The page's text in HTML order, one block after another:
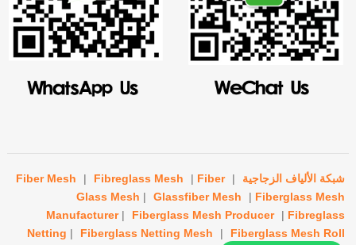
شبكة الألياف الزجاجية |
Fiber Mesh | Fibreglass Mesh | Fiber
Glass Mesh | Glassfiber Mesh | Fiberglass Mesh
Manufacturer| Fiberglass Mesh Producer | Fibreglass
Netting | Fiberglass Netting Mesh | Fiberglass Mesh Roll